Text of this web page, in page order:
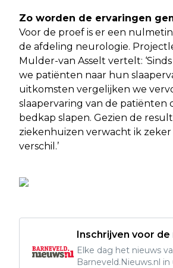
Zo worden de ervaringen
Voor de proef is er een
de afdeling neurologie.
Mulder-van Asselt vertelt:
we patiënten naar hun
uitkomsten vergelijken we
slaapervaring van de patiënten
bedkap slapen. Gezien de
ziekenhuizen verwacht ik zeker
verschil.’
Inschrijven voor
Elke dag het nieuws
Barneveld.Nieuws.nl in